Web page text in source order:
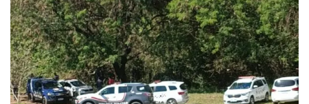
ECONOMIA
Queda dos empregos formais em Itu reflete...
agosto 6, 2026